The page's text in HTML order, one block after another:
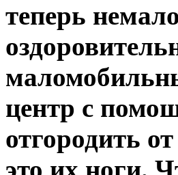
теперь
центр с
отгородить